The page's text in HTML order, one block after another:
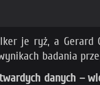
je ryż, a Gerard
badania
twardych danych –